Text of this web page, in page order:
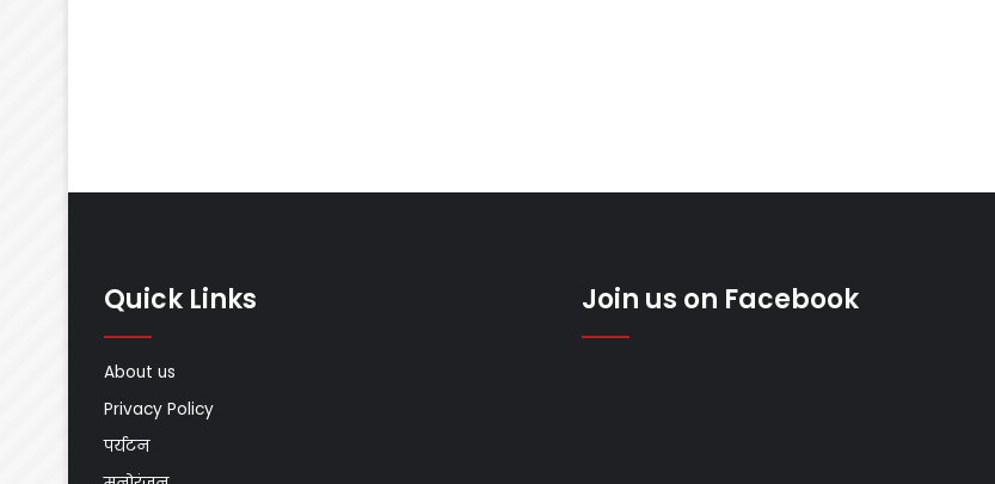
Quick Links
About us
Privacy Policy
पर्यटन
Join us on Facebook